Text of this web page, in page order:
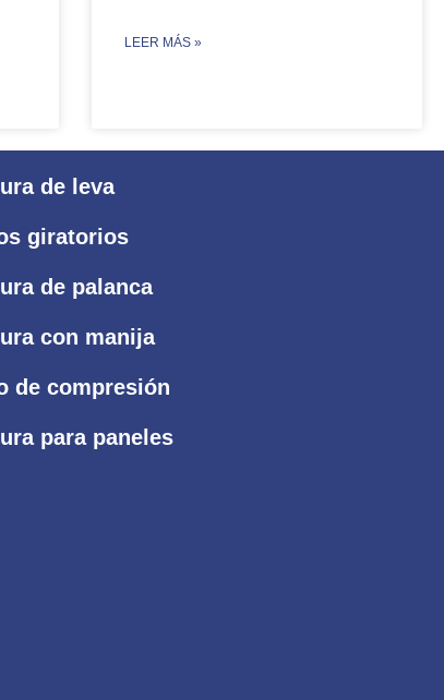
​LEER MÁS »
de leva
giratorios
de palanca
con manija
de compresión
para paneles